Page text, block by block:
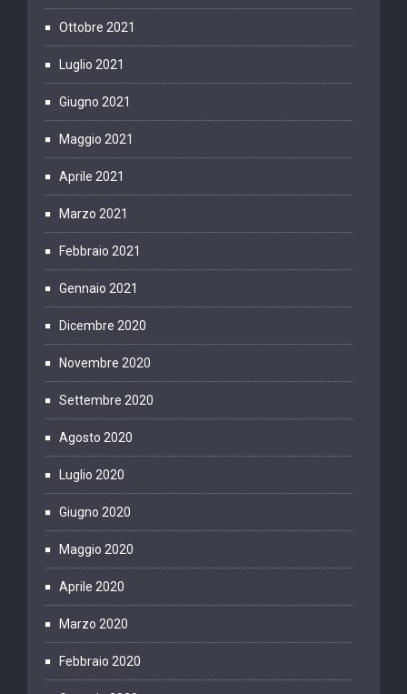
Ottobre 2021
Luglio 2021
Giugno 2021
Maggio 2021
Aprile 2021
Marzo 2021
Febbraio 2021
Gennaio 2021
Dicembre 2020
Novembre 2020
Settembre 2020
Agosto 2020
Luglio 2020
Giugno 2020
Maggio 2020
Aprile 2020
Marzo 2020
Febbraio 2020